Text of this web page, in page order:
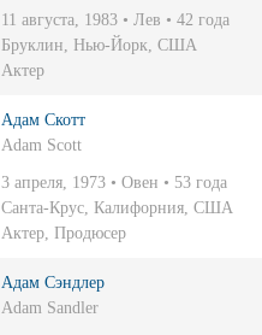
11 августа, 1983 • Лев • 42 года
Бруклин, Нью-Йорк, США
Актер
Адам Скотт
Adam Scott
3 апреля, 1973 • Овен • 53 года
Санта-Крус, Калифорния, США
Актер, Продюсер
Адам Сэндлер
Adam Sandler